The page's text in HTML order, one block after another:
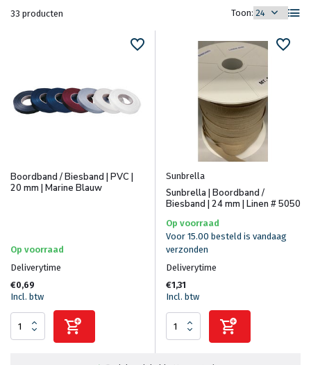
33 producten Toon:
Boordband / Biesband | PVC |
20 mm | Marine Blauw
Op voorraad
Deliverytime
€0,69
Incl. btw
Sunbrella
Sunbrella | Boordband /
Biesband | 24 mm | Linen # 5050
Op voorraad
Voor 15.00 besteld is vandaag
verzonden
Deliverytime
€1,31
Incl. btw